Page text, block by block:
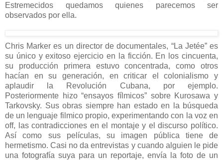
Estremecidos quedamos quienes parecemos ser
observados por ella.
Chris Marker es un director de documentales, “La Jetée” es
su único y exitoso ejercicio en la ficción. En los cincuenta,
su producción primera estuvo concentrada, como otros
hacían en su generación, en criticar el colonialismo y
aplaudir la Revolución Cubana, por ejemplo.
Posteriormente hizo “ensayos fílmicos” sobre Kurosawa y
Tarkovsky. Sus obras siempre han estado en la búsqueda
de un lenguaje filmico propio, experimentando con la voz en
off, las contradicciones en el montaje y el discurso político.
Así como sus películas, su imagen pública tiene de
hermetismo. Casi no da entrevistas y cuando alguien le pide
una fotografía suya para un reportaje, envía la foto de un